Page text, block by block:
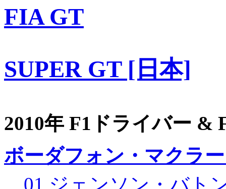
FIA GT
SUPER GT [日本]
2010年 F1ドライバー &
ボーダフォン・マクラ
01 ジェンソン・バト